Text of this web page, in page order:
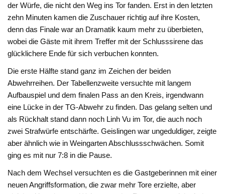
der Würfe, die nicht den Weg ins Tor fanden. Erst in den letzten
zehn Minuten kamen die Zuschauer richtig auf ihre Kosten,
denn das Finale war an Dramatik kaum mehr zu überbieten,
wobei die Gäste mit ihrem Treffer mit der Schlusssirene das
glücklichere Ende für sich verbuchen konnten.
Die erste Hälfte stand ganz im Zeichen der beiden
Abwehrreihen. Der Tabellenzweite versuchte mit langem
Aufbauspiel und dem finalen Pass an den Kreis, irgendwann
eine Lücke in der TG-Abwehr zu finden. Das gelang selten und
als Rückhalt stand dann noch Linh Vu im Tor, die auch noch
zwei Strafwürfe entschärfte. Geislingen war ungeduldiger, zeigte
aber ähnlich wie in Weingarten Abschlussschwächen. Somit
ging es mit nur 7:8 in die Pause.
Nach dem Wechsel versuchten es die Gastgeberinnen mit einer
neuen Angriffsformation, die zwar mehr Tore erzielte, aber